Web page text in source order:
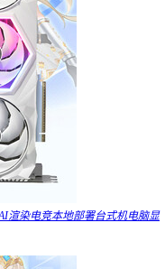
渲染电竞本地部署台式机电脑显